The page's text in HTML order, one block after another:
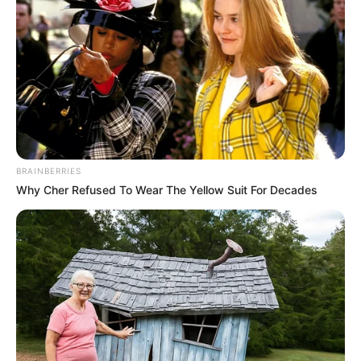
(foto: instagram/davinaakaramoy)
5. Pakai kacamata kelihatan lebih dewasa ya
BRAINBERRIES
Why Cher Refused To Wear The Yellow Suit For Decades